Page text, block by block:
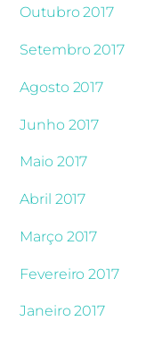
Outubro 2017
Setembro 2017
Agosto 2017
Junho 2017
Maio 2017
Abril 2017
Março 2017
Fevereiro 2017
Janeiro 2017